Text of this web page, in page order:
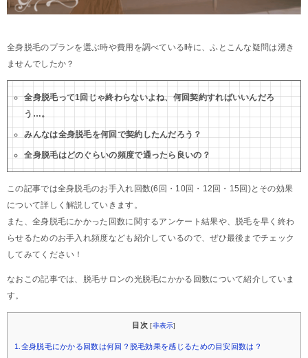
全身脱毛のプランを選ぶ時や費用を調べている時に、ふとこんな疑問は湧き
ませんでしたか？
全身脱毛って1回じゃ終わらないよね、何回契約すればいいんだろ
う…。
みんなは全身脱毛を何回で契約したんだろう？
全身脱毛はどのぐらいの頻度で通ったら良いの？
この記事では全身脱毛のお手入れ回数(6回・10回・12回・15回)とその効果
について詳しく解説していきます。
また、全身脱毛にかかった回数に関するアンケート結果や、脱毛を早く終わ
らせるためのお手入れ頻度なども紹介しているので、ぜひ最後までチェック
してみてください！
なおこの記事では、脱毛サロンの光脱毛にかかる回数について紹介していま
す。
目次 [非表示]
1.全身脱毛にかかる回数は何回？脱毛効果を感じるための目安回数は？